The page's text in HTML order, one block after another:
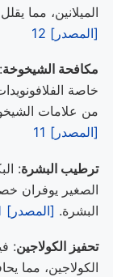
الميلانين، مما
[المصدر] 12
مكافحة الشيخوخة
خاصة
من علامات
[المصدر] 11
ترطيب البشرة:
الصغير يوفران
البشرة. [المصدر] 11
تحفيز الكولاجين:
الكولاجين، مما